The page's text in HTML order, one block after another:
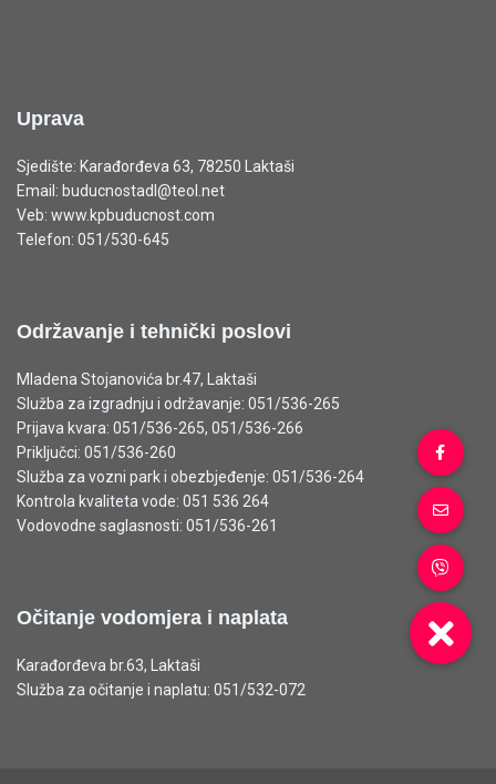
Uprava
Sjedište: Karađorđeva 63, 78250 Laktaši
Email: buducnostadl@teol.net
Veb: www.kpbuducnost.com
Telefon: 051/530-645
Održavanje i tehnički poslovi
Mladena Stojanovića br.47, Laktaši
Služba za izgradnju i održavanje: 051/536-265
Prijava kvara: 051/536-265, 051/536-266
Priključci: 051/536-260
Služba za vozni park i obezbjeđenje: 051/536-264
Kontrola kvaliteta vode: 051 536 264
Vodovodne saglasnosti: 051/536-261
Očitanje vodomjera i naplata
Karađorđeva br.63, Laktaši
Služba za očitanje i naplatu: 051/532-072